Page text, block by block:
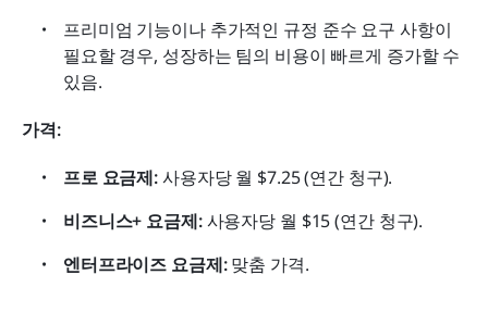
프리미엄 기능이나 추가적인 규정 준수 요구 사항이
필요할 경우, 성장하는 팀의 비용이 빠르게 증가할 수
있음.
가격:
프로 요금제: 사용자당 월 $7.25 (연간 청구).
비즈니스+ 요금제: 사용자당 월 $15 (연간 청구).
엔터프라이즈 요금제: 맞춤 가격.